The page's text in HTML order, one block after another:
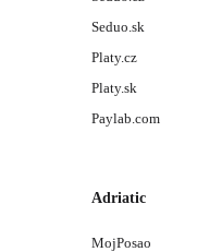
Seduo.sk
Platy.cz
Platy.sk
Paylab.com
Adriatic
MojPosao